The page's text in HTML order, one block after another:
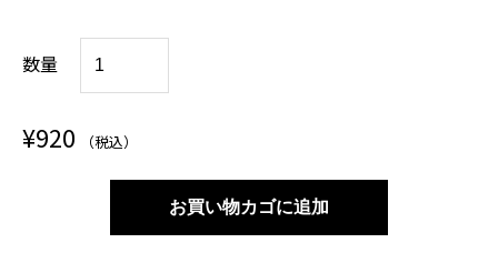
数量
【
H
¥920 （税込）
お買い物カゴに追加